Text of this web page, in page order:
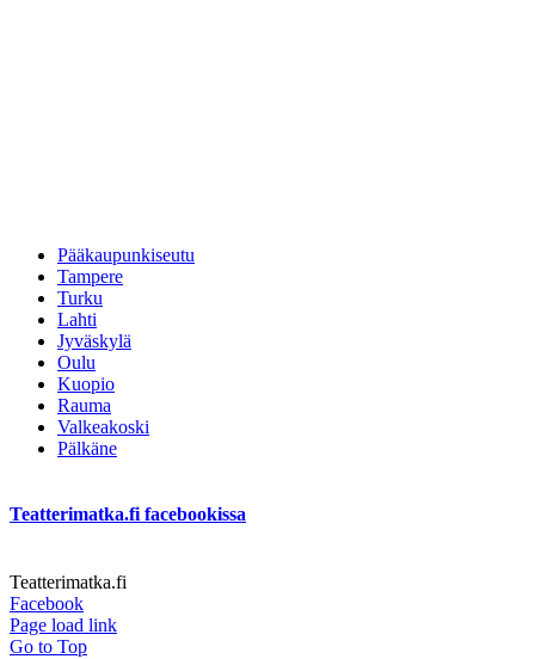
Pääkaupunkiseutu
Tampere
Turku
Lahti
Jyväskylä
Oulu
Kuopio
Rauma
Valkeakoski
Pälkäne
Teatterimatka.fi facebookissa
Teatterimatka.fi
Facebook
Page load link
Go to Top